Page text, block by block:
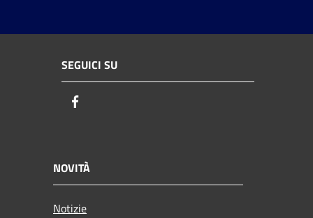
SEGUICI SU
NOVITÀ
Notizie